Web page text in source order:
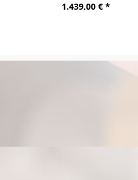
1.439,00 € *